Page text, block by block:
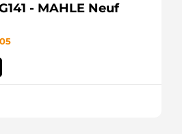
- MAHLE Neuf